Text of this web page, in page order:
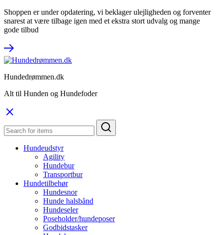
Shoppen er under opdatering, vi beklager ulejligheden og forventer
snarest at være tilbage igen med et ekstra stort udvalg og mange
gode tilbud
Hundedrømmen.dk
Alt til Hunden og Hundefoder
Hundeudstyr
Agility
Hundebur
Transportbur
Hundetilbehør
Hundesnor
Hunde halsbånd
Hundeseler
Poseholder/hundeposer
Godbidstasker